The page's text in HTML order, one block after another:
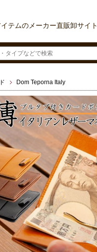
テムのメーカー直販卸サイト
Dom Teporna Italy